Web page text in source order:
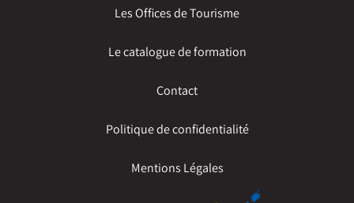
Les Offices de Tourisme
Le catalogue de formation
Contact
Politique de confidentialité
Mentions Légales